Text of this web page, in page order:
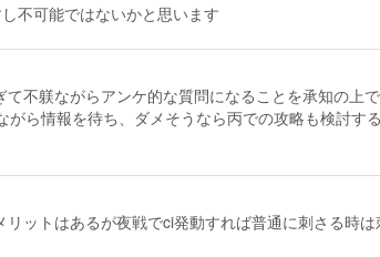
不可能ではないかと思います
不躾ながらアンケ的な質問になることを承知の上
ら情報を待ち、ダメそうなら丙での攻略も検討す
ットはあるが夜戦でci発動すれば普通に刺さる時は